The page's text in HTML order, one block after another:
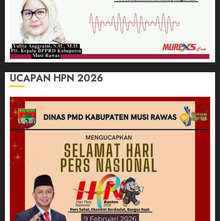
UCAPAN HPN 2026